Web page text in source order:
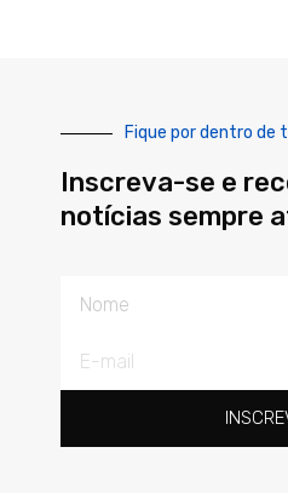
Fique por dentro de
Inscreva-se e
notícias sempre
mail